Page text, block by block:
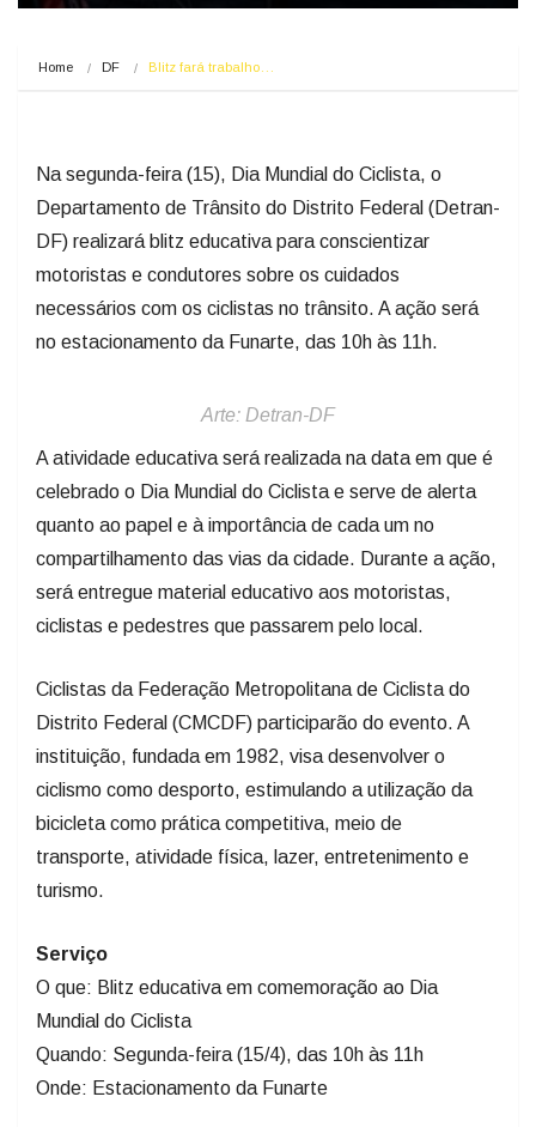
Home DF Blitz fará trabalho…
Na segunda-feira (15), Dia Mundial do Ciclista, o
Departamento de Trânsito do Distrito Federal (Detran-
DF) realizará blitz educativa para conscientizar
motoristas e condutores sobre os cuidados
necessários com os ciclistas no trânsito. A ação será
no estacionamento da Funarte, das 10h às 11h.
Arte: Detran-DF
A atividade educativa será realizada na data em que é
celebrado o Dia Mundial do Ciclista e serve de alerta
quanto ao papel e à importância de cada um no
compartilhamento das vias da cidade. Durante a ação,
será entregue material educativo aos motoristas,
ciclistas e pedestres que passarem pelo local.
Ciclistas da Federação Metropolitana de Ciclista do
Distrito Federal (CMCDF) participarão do evento. A
instituição, fundada em 1982, visa desenvolver o
ciclismo como desporto, estimulando a utilização da
bicicleta como prática competitiva, meio de
transporte, atividade física, lazer, entretenimento e
turismo.
Serviço
O que: Blitz educativa em comemoração ao Dia
Mundial do Ciclista
Quando: Segunda-feira (15/4), das 10h às 11h
Onde: Estacionamento da Funarte